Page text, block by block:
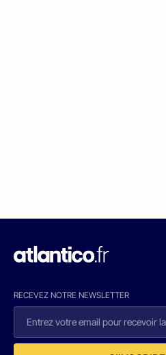
RECEVEZ NOTRE NEWSLETTER